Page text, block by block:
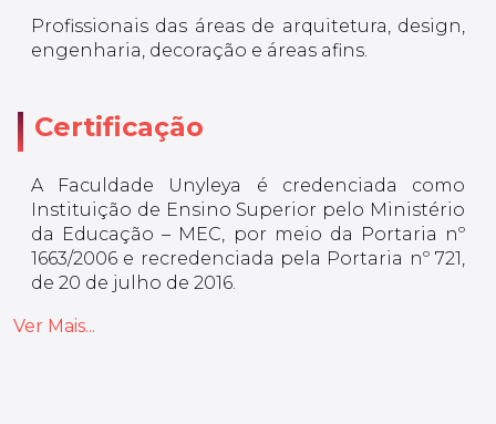
Profissionais das áreas de arquitetura, design,
engenharia, decoração e áreas afins.
Certificação
A Faculdade Unyleya é credenciada como
Instituição de Ensino Superior pelo Ministério
da Educação – MEC, por meio da Portaria nº
1663/2006 e recredenciada pela Portaria nº 721,
de 20 de julho de 2016.
Ver Mais...